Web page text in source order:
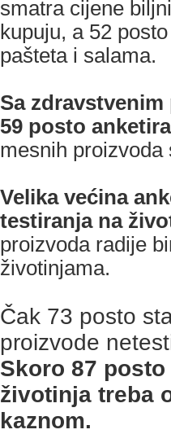
smatra cijene
kupuju, a 52
pašteta i salama.
Sa
59 posto
mesnih proizvoda
Velika većina
testiranja na
proizvoda radije
životinjama.
Čak 73 posto
proizvode
Skoro 87
životinja treba
kaznom.